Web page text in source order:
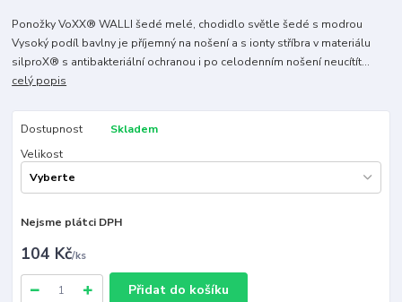
Ponožky VoXX® WALLI šedé melé, chodidlo světle šedé s modrou
Vysoký podíl bavlny je příjemný na nošení a s ionty stříbra v materiálu
silproX® s antibakteriální ochranou i po celodenním nošení neucítít...
celý popis
Dostupnost
Skladem
Velikost
Nejsme plátci DPH
104 Kč/ks
Přidat do košíku